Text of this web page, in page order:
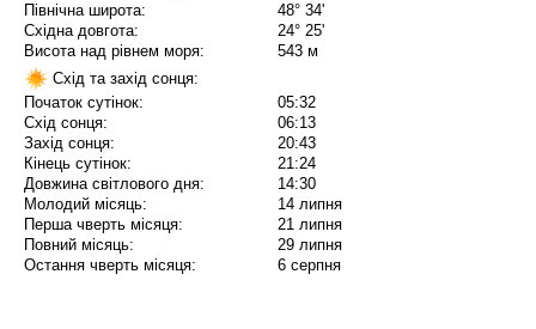
Північна широта:
48° 34'
Східна довгота:
24° 25'
Висота над рівнем моря:
543 м
Схід та захід сонця:
Початок сутінок:
05:32
Схід сонця:
06:13
Захід сонця:
20:43
Кінець сутінок:
21:24
Довжина світлового дня:
14:30
Молодий місяць:
14 липня
Перша чверть місяця:
21 липня
Повний місяць:
29 липня
Остання чверть місяця:
6 серпня